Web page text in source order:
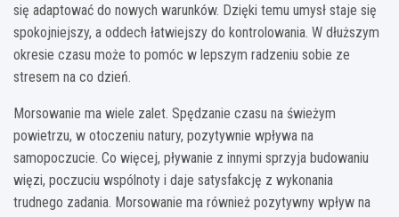
się adaptować do nowych warunków. Dzięki temu umysł staje się
spokojniejszy, a oddech łatwiejszy do kontrolowania. W dłuższym
okresie czasu może to pomóc w lepszym radzeniu sobie ze
stresem na co dzień.
Morsowanie ma wiele zalet. Spędzanie czasu na świeżym
powietrzu, w otoczeniu natury, pozytywnie wpływa na
samopoczucie. Co więcej, pływanie z innymi sprzyja budowaniu
więzi, poczuciu wspólnoty i daje satysfakcję z wykonania
trudnego zadania. Morsowanie ma również pozytywny wpływ na